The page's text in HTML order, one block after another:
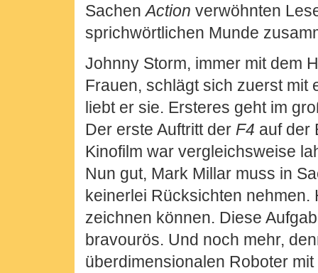
SachenAction verwöhnten
sprichwörtlichen Munde
Johnny Storm, immer mit dem
Frauen, schlägt sich zuerst mit
liebt er sie. Ersteres geht im
Der erste Auftritt der F4 auf der
Kinofilm war vergleichsweise
Nun gut, Mark Millar muss in
keinerlei Rücksichten nehmen.
zeichnen können. Diese
bravourös. Und noch mehr,
überdimensionalen Roboter mit